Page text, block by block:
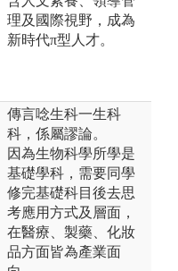
理及國際視野，成為
新時代π型人才。
傳言唸生科一生科
科，係屬謬論。
因為生物科學所學是
基礎學科，需要同學
修完基礎科目後去思
考應用方式及層面，
在醫療、製藥、化妝
品方面皆為產業面